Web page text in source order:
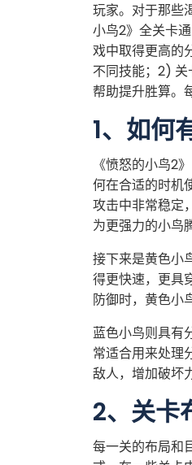
玩家。对于那些
小鸟2》全关卡
戏中取得更高的
不同技能；2)
帮助提升胜算。
1、如何
《愤怒的小鸟2
何在合适的时机
攻击中非常稳定
为更强力的小鸟
接下来是黄色小
得更快速，更具
防御时，黄色小
蓝色小鸟则具有
常适合用来处理
敌人，增加破坏
2、关卡
每一关的布局和